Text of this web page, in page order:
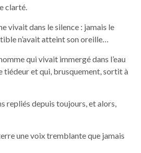
clarté.
vivait dans le silence : jamais le
n’avait atteint son oreille…
qui vivait immergé dans l’eau
tiédeur et qui, brusquement, sortit à
repliés depuis toujours, et alors,
une voix tremblante que jamais